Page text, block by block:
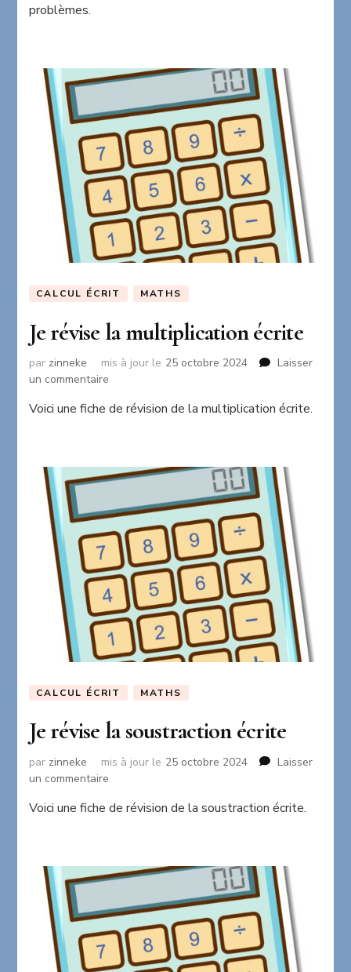
problèmes.
CALCUL ÉCRIT MATHS
Je révise la multiplication écrite
par zinneke mis à jour le 25 octobre 2024
Laisser
un commentaire
révise
Voici une fiche de révision de la multiplication écrite.
CALCUL ÉCRIT MATHS
Je révise la soustraction écrite
par zinneke mis à jour le 25 octobre 2024
Laisser
un commentaire
révise
Voici une fiche de révision de la soustraction écrite.